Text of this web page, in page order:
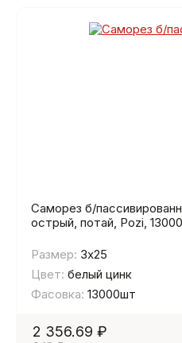
Саморез б/
острый, потай, Pozi,
Размер: 3х25
Цвет: белый цинк
Фасовка: 13000шт
2 356.69 ₽